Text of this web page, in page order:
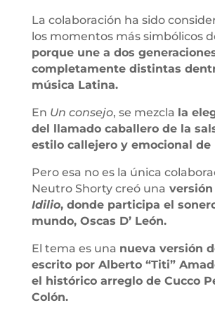
La colaboración ha sido
los momentos más simbólicos
porque une a dos
completamente distintas
música Latina.
En Un consejo, se mezcla la
del llamado caballero de la
estilo callejero y emocional de
Pero esa no es la única
Neutro Shorty creó una
Idilio, donde participa el
mundo, Oscas D’ León.
El tema es una nueva versión
escrito por Alberto “Titi”
el histórico arreglo de Cucco
Colón.